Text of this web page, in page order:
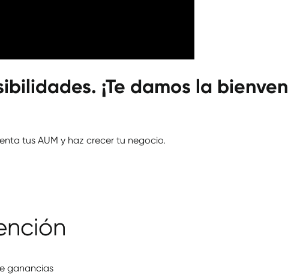
¡Te damos la
tus AUM y haz crecer tu negocio.
ganancias